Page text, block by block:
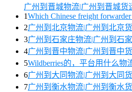
广州到晋城物流|广州到晋城货
1Which Chinese freight
2广州到北京物流|广州到北京
3广州到石家庄物流|广州到石
4广州到晋中物流|广州到晋中
5Wildberries的，平台用什么物
6广州到大同物流|广州到大同
7广州到衡水物流|广州到衡水